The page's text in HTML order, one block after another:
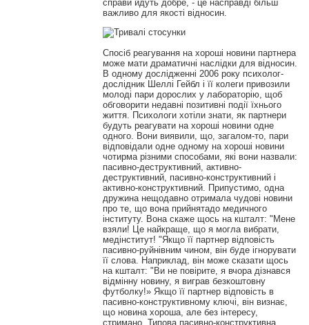
справи йдуть добре, - це насправді більш
важливо для якості відносин.
Спосіб реагування на хороші новини партнера
може мати драматичні наслідки для відносин.
В одному дослідженні 2006 року психолог-
дослідник Шеллі Гейбл і її колеги привозили
молоді пари дорослих у лабораторію, щоб
обговорити недавні позитивні події їхнього
життя. Психологи хотіли знати, як партнери
будуть реагувати на хороші новини одне
одного. Вони виявили, що, загалом-то, пари
відповідали одне одному на хороші новини
чотирма різними способами, які вони назвали:
пасивно-деструктивний, активно-
деструктивний, пасивно-конструктивний і
активно-конструктивний. Припустимо, одна
дружина нещодавно отримала чудові новини
про те, що вона прийнятадо медичного
інституту. Вона скаже щось на кшталт: "Мене
взяли! Це найкраще, що я могла вибрати,
медінститут! "Якщо її партнер відповість
пасивно-руйнівним чином, він буде ігнорувати
її слова. Наприклад, він може сказати щось
на кшталт: "Ви не повірите, я вчора дізнався
відмінну новину, я виграв безкоштовну
футболку!» Якщо її партнер відповість в
пасивно-конструктивному ключі, він визнає,
що новина хороша, але без інтересу,
стримано. Типова пасивно-конструктивна